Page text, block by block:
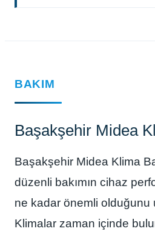
BAKIM
Başakşehir Midea
Başakşehir Midea Klima
düzenli bakımın cihaz
ne kadar önemli olduğunu
Klimalar zaman içinde